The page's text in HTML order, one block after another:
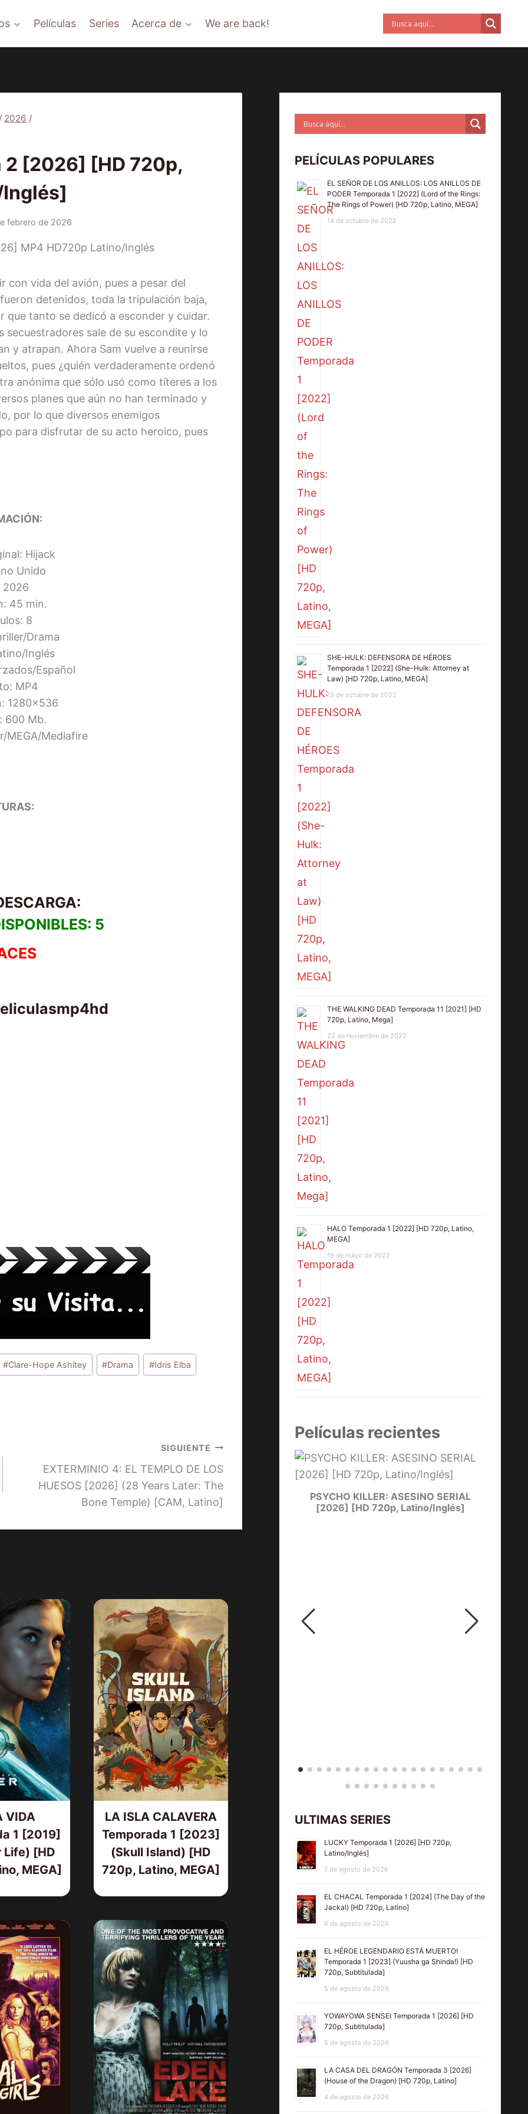
Películas Series Acerca de We are back!
/ 2026 /
2 [2026] [HD 720p,
febrero de 2026
con vida del avión, pues a pesar del
detenidos, toda la tripulación baja,
que tanto se dedicó a esconder y cuidar.
secuestradores sale de su escondite y lo
y atrapan. Ahora Sam vuelve a reunirse
pues ¿quién verdaderamente ordenó
anónima que sólo usó como títeres a los
planes que aún no han terminado y
por lo que diversos enemigos
para disfrutar de su acto heroico, pues
Hijack
Unido
2026
45 min.
8
Drama
Inglés
Español
MP4
1280×536
600 Mb.
MEGA/Mediafire
5
#Clare-Hope Ashitey #Drama #Idris Elba
SIGUIENTE
EXTERMINIO 4: EL TEMPLO DE LOS
HUESOS [2026] (28 Years Later: The
Bone Temple) [CAM, Latino]
VIDA
1 [2019]
Life) [HD
MEGA]
LA ISLA CALAVERA
Temporada 1 [2023]
(Skull Island) [HD
720p, Latino, MEGA]
PELÍCULAS POPULARES
EL SEÑOR DE LOS ANILLOS: LOS ANILLOS DE
PODER Temporada 1 [2022] (Lord of the Rings:
The Rings of Power) [HD 720p, Latino, MEGA]
14 de octubre de 2022
SHE-HULK: DEFENSORA DE HÉROES
Temporada 1 [2022] (She-Hulk: Attorney at
Law) [HD 720p, Latino, MEGA]
13 de octubre de 2022
THE WALKING DEAD Temporada 11 [2021] [HD
720p, Latino, Mega]
22 de noviembre de 2022
HALO Temporada 1 [2022] [HD 720p, Latino,
MEGA]
19 de mayo de 2022
Películas recientes
AMOS DEL UNIVERSO [2026] (Masters
of the Universe) [HD 720p,
Latino/Inglés]
PSYCHO KILLER: ASESINO SERIAL
[2026] [HD 720p, Latino/Inglés]
ULTIMAS SERIES
LUCKY Temporada 1 [2026] [HD 720p,
Latino/Inglés]
7 de agosto de 2026
EL CHACAL Temporada 1 [2024] (The Day of the
Jackal) [HD 720p, Latino]
6 de agosto de 2026
EL HÉROE LEGENDARIO ESTÁ MUERTO!
Temporada 1 [2023] (Yuusha ga Shinda!) [HD
720p, Subtitulada]
5 de agosto de 2026
YOWAYOWA SENSEI Temporada 1 [2026] [HD
720p, Subtitulada]
5 de agosto de 2026
LA CASA DEL DRAGÓN Temporada 3 [2026]
(House of the Dragon) [HD 720p, Latino]
4 de agosto de 2026